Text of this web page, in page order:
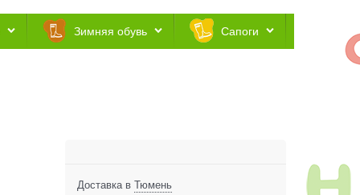
Зимняя обувь Сапоги
Доставка в Тюмень